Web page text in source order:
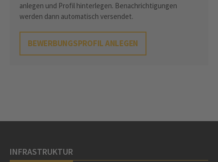
anlegen und Profil hinterlegen. Benachrichtigungen
werden dann automatisch versendet.
BEWERBUNGSPROFIL ANLEGEN
INFRASTRUKTUR